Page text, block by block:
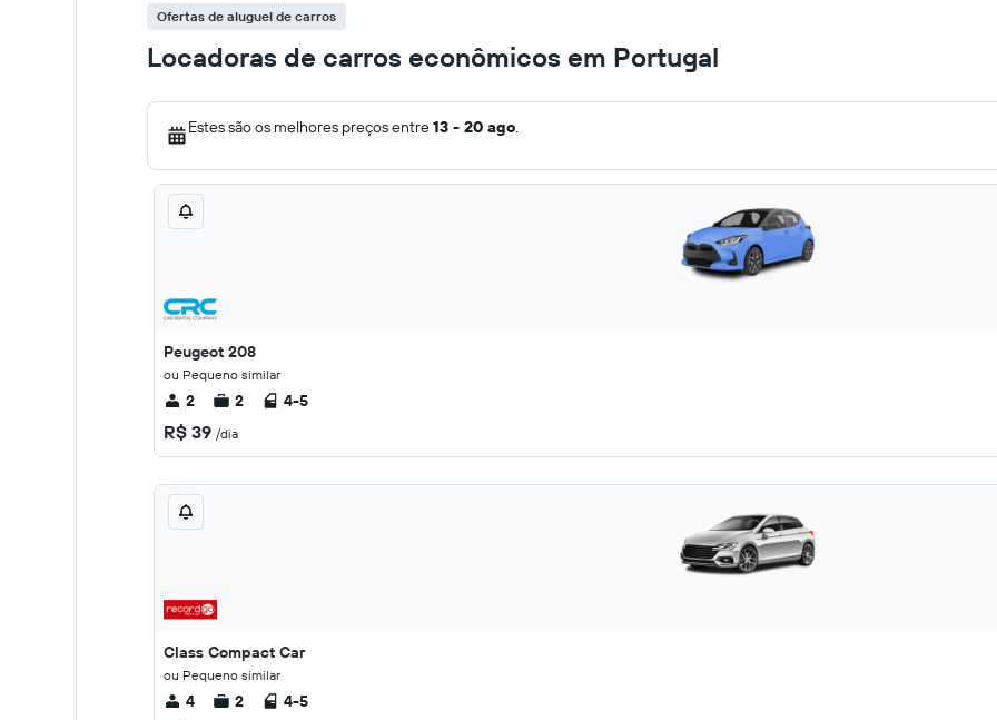
Ofertas de aluguel de carros
Locadoras de carros econômicos em Portugal
Estes são os melhores preços entre13 - 20 ago.
Peugeot 208
ou Pequeno similar
2 2 4-5
R$ 39 /dia
Class Compact Car
ou Pequeno similar
4 2 4-5